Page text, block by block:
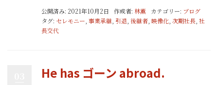
公開済み: 2021年10月2日 作成者: 林薫 カテゴリー: ブログ
タグ: セレモニー 事業承継 引退 後継者 映像化 次期社長 社
長交代
He has ゴーン abroad.